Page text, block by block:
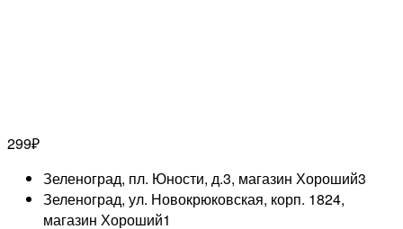
299₽
Зеленоград, пл. Юности, д.3, магазин Хороший3
Зеленоград, ул. Новокрюковская, корп. 1824,
магазин Хороший1